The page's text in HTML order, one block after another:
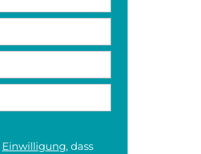
Einwilligung, dass